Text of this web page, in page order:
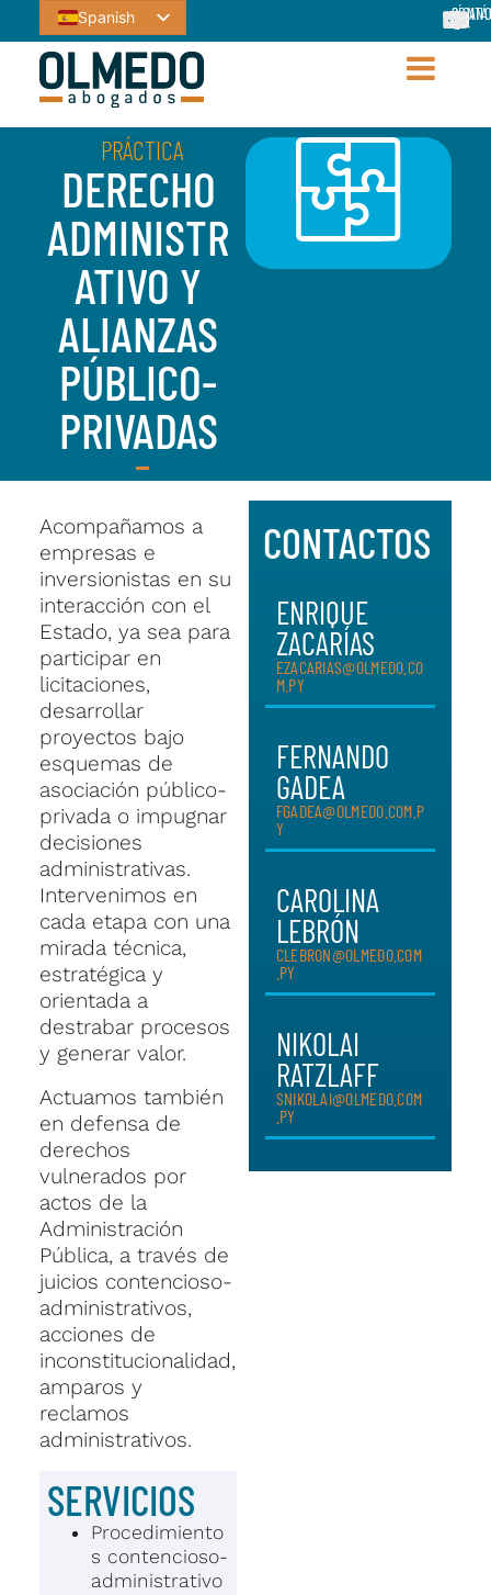
Spanish
PRÁCTICA
DERECHO
ADMINISTR
ATIVO Y
ALIANZAS
PÚBLICO-
PRIVADAS
Acompañamos a
empresas e
inversionistas en su
interacción con el
Estado, ya sea para
participar en
licitaciones,
desarrollar
proyectos bajo
esquemas de
asociación público-
privada o impugnar
decisiones
administrativas.
Intervenimos en
cada etapa con una
mirada técnica,
estratégica y
orientada a
destrabar procesos
y generar valor.
Actuamos también
en defensa de
derechos
vulnerados por
actos de la
Administración
Pública, a través de
juicios contencioso-
administrativos,
acciones de
inconstitucionalidad,
amparos y
reclamos
administrativos.
SERVICIOS
Procedimiento
s contencioso-
administrativo
CONTACTOS
ENRIQUE
ZACARÍAS
EZACARIAS@OLMEDO.CO
M.PY
FERNANDO
GADEA
FGADEA@OLMEDO.COM.P
Y
CAROLINA
LEBRÓN
CLEBRON@OLMEDO.COM
.PY
NIKOLAI
RATZLAFF
SNIKOLAI@OLMEDO.COM
.PY